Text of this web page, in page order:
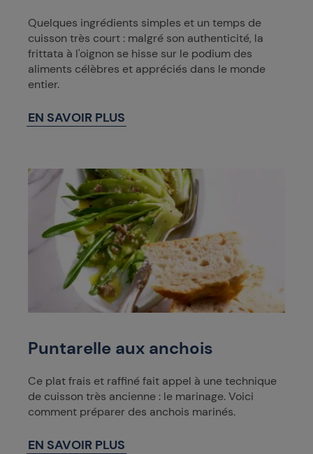
Quelques ingrédients simples et un temps de
cuisson très court : malgré son authenticité, la
frittata à l'oignon se hisse sur le podium des
aliments célèbres et appréciés dans le monde
entier.
EN SAVOIR PLUS
Puntarelle aux anchois
Ce plat frais et raffiné fait appel à une technique
de cuisson très ancienne : le marinage. Voici
comment préparer des anchois marinés.
EN SAVOIR PLUS